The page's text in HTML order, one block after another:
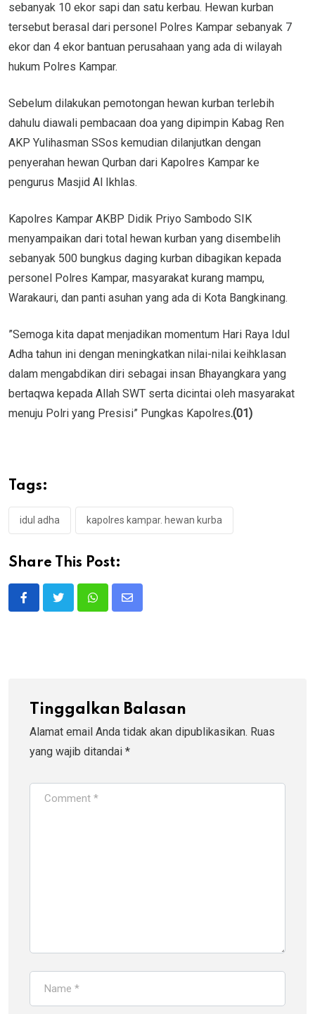
sebanyak 10 ekor sapi dan satu kerbau. Hewan kurban
tersebut berasal dari personel Polres Kampar sebanyak 7
ekor dan 4 ekor bantuan perusahaan yang ada di wilayah
hukum Polres Kampar.
Sebelum dilakukan pemotongan hewan kurban terlebih
dahulu diawali pembacaan doa yang dipimpin Kabag Ren
AKP Yulihasman SSos kemudian dilanjutkan dengan
penyerahan hewan Qurban dari Kapolres Kampar ke
pengurus Masjid Al Ikhlas.
Kapolres Kampar AKBP Didik Priyo Sambodo SIK
menyampaikan dari total hewan kurban yang disembelih
sebanyak 500 bungkus daging kurban dibagikan kepada
personel Polres Kampar, masyarakat kurang mampu,
Warakauri, dan panti asuhan yang ada di Kota Bangkinang.
”Semoga kita dapat menjadikan momentum Hari Raya Idul
Adha tahun ini dengan meningkatkan nilai-nilai keihklasan
dalam mengabdikan diri sebagai insan Bhayangkara yang
bertaqwa kepada Allah SWT serta dicintai oleh masyarakat
menuju Polri yang Presisi” Pungkas Kapolres.(01)
Tags:
idul adha kapolres kampar. hewan kurba
Share This Post:
WhatsappShare
Tinggalkan Balasan
Alamat email Anda tidak akan dipublikasikan. Ruas
yang wajib ditandai *